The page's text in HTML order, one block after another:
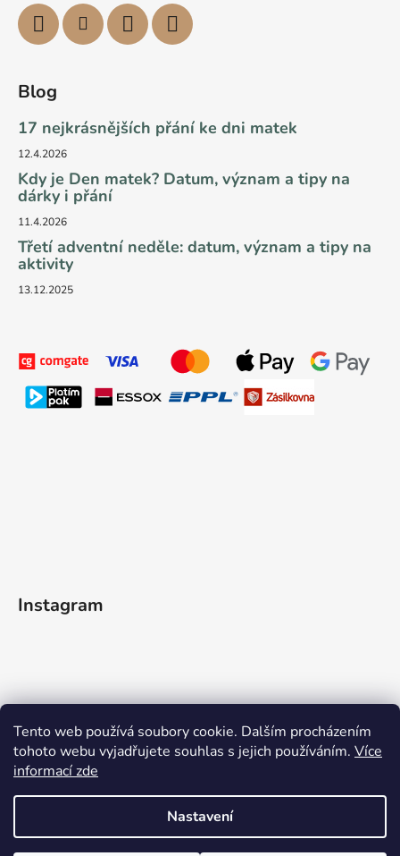
Tento web používá soubory cookie. Dalším procházením
tohoto webu vyjadřujete souhlas s jejich používáním. Více
informací zde
Nastavení
Blog
17 nejkrásnějších přání ke dni matek
12.4.2026
Kdy je Den matek? Datum, význam a tipy na
dárky i přání
11.4.2026
Třetí adventní neděle: datum, význam a tipy na
aktivity
13.12.2025
Instagram
Sledovat na Instagramu